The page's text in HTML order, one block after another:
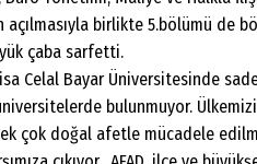
açılmasıyla birlikte 5.bölümü de
çaba sarfetti.
Celal Bayar Üniversitesinde
bulunmuyor.
çok doğal afetle mücadele